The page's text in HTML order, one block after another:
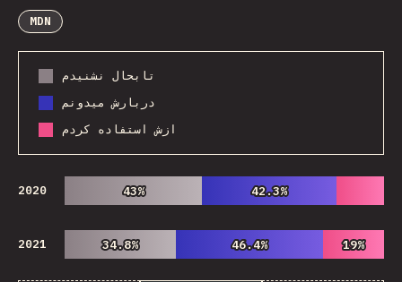
MDN
تابحال نشنیدم
دربارش میدونم
ازش استفاده کردم
2020 43%
43% 42.3%
42.3%
2021 34.8%
34.8% 46.4%
46.4% 19%
19%